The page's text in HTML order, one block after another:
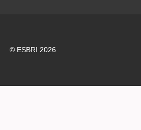
© ESBRI 2026